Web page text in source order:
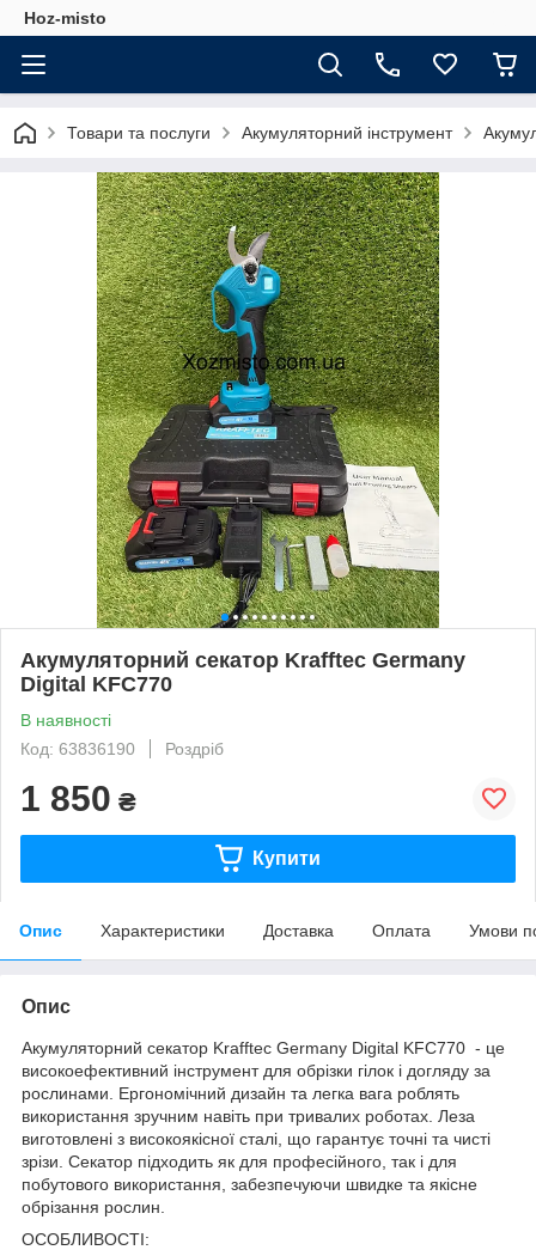
Hoz-misto
Товари та послуги Акумуляторний інструмент
Акумуляторний секатор Krafftec Germany
Digital KFC770
В наявності
Код: 63836190
Роздріб
1 850 ₴
Купити
Опис Характеристики Доставка Оплата Умови
Опис
Акумуляторний секатор Krafftec Germany Digital KFC770 - це
високоефективний інструмент для обрізки гілок і догляду за
рослинами. Ергономічний дизайн та легка вага роблять
використання зручним навіть при тривалих роботах. Леза
виготовлені з високоякісної сталі, що гарантує точні та чисті
зрізи. Секатор підходить як для професійного, так і для
побутового використання, забезпечуючи швидке та якісне
обрізання рослин.
ОСОБЛИВОСТІ: